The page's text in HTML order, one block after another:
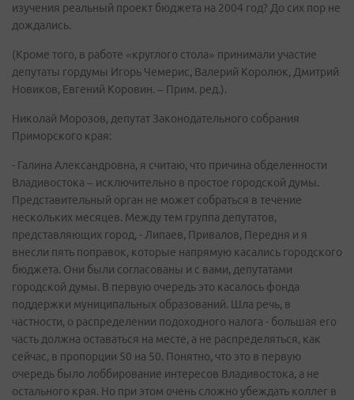
изучения реальный проект бюджета на 2004 год? До сих пор не
дождались.
(Кроме того, в работе «круглого стола» принимали участие
депутаты гордумы Игорь Чемерис, Валерий Королюк, Дмитрий
Новиков, Евгений Коровин. – Прим. ред.).
Николай Морозов, депутат Законодательного собрания
Приморского края:
- Галина Александровна, я считаю, что причина обделенности
Владивостока – исключительно в простое городской думы.
Представительный орган не может собраться в течение
нескольких месяцев. Между тем группа депутатов,
представляющих город, - Липаев, Привалов, Передня и я
внесли пять поправок, которые напрямую касались городского
бюджета. Они были согласованы и с вами, депутатами
городской думы. В первую очередь это касалось фонда
поддержки муниципальных образований. Шла речь, в
частности, о распределении подоходного налога - большая его
часть должна оставаться на месте, а не распределяться, как
сейчас, в пропорции 50 на 50. Понятно, что это в первую
очередь было лоббирование интересов Владивостока, а не
остального края. Но при этом очень сложно убеждать коллег в